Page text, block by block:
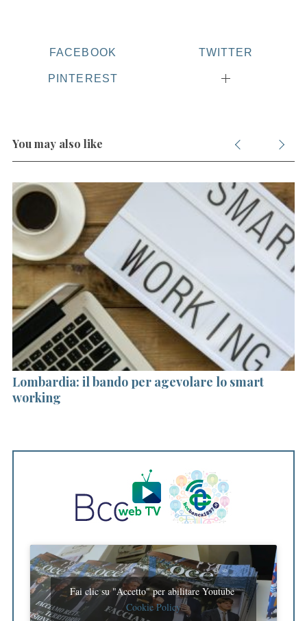
FACEBOOK TWITTER
PINTEREST
You may also like
Lombardia: il bando per agevolare lo smart
working
Fai clic su "Accetto" per abilitare Youtube
Cookie Policy
e
a
r
h
f
o
r
: